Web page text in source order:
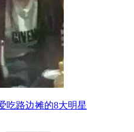
吃路边摊的8大明星